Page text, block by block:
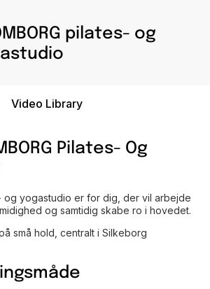
pilates- og
Video Library
Pilates- Og
og yogastudio er for dig, der vil arbejde
og samtidig skabe ro i hovedet.
små hold, centralt i Silkeborg